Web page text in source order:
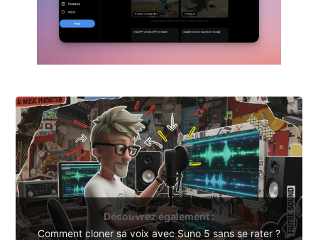
Découvrez également :
Comment cloner sa voix avec Suno 5 sans se rater ?